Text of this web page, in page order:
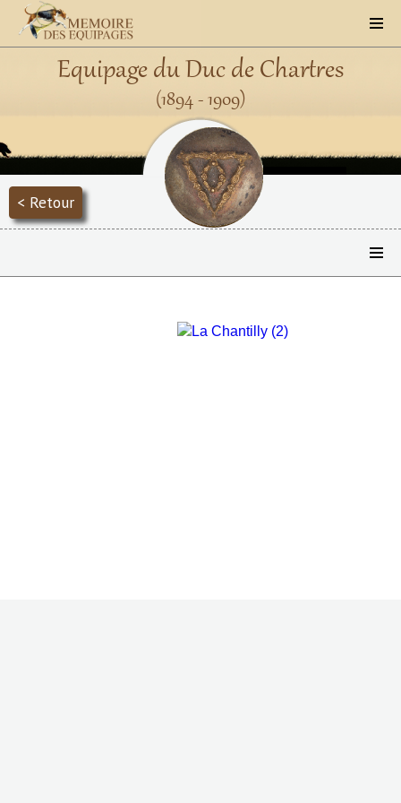
Equipage du Duc de Chartres
(1894 - 1909)
< Retour